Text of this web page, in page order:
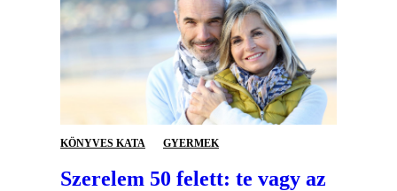
KÖNYVES KATA GYERMEK
Szerelem 50 felett: te vagy az